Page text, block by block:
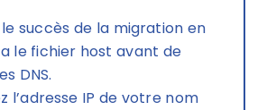
succès de la migration en
le fichier host avant de
DNS.
l’adresse IP de votre nom